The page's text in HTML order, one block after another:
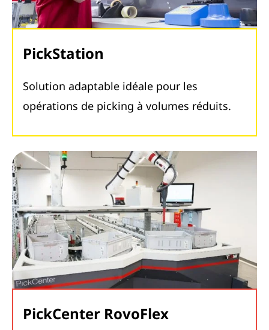
PickStation
Solution adaptable idéale pour les
opérations de picking à volumes réduits.
PickCenter RovoFlex